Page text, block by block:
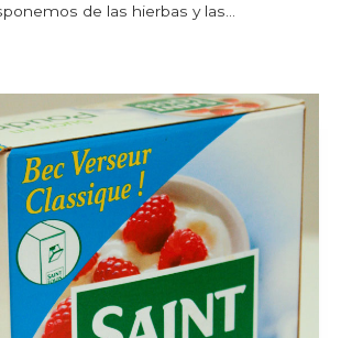
de las hierbas y las...